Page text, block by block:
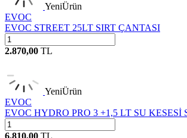
YeniÜrün
EVOC
EVOC STREET 25LT SIRT ÇANTASI
2.870,00 TL
YeniÜrün
EVOC
EVOC HYDRO PRO 3 +1,5 LT SU KESESİ
6.810,00 TL